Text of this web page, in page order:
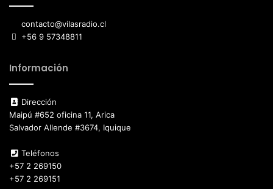
contacto@vilasradio.cl
+56 9 57348811
Información
Dirección
Maipú #652 oficina 11, Arica
Salvador Allende #3674, Iquique
Teléfonos
+57 2 269150
+57 2 269151